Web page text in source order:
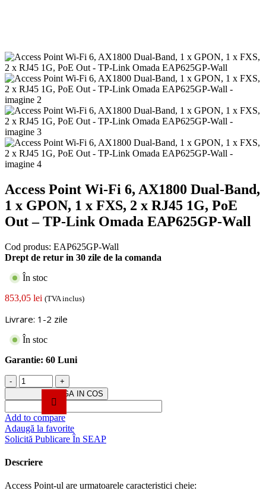
Access Point Wi-Fi 6, AX1800 Dual-Band,
1 x GPON, 1 x FXS, 2 x RJ45 1G, PoE
Out – TP-Link Omada EAP625GP-Wall
Cod produs: EAP625GP-Wall
Drept de retur in 30 zile de la comanda
În stoc
853,05 lei (TVA inclus)
Livrare: 1-2 zile
În stoc
Garantie: 60 Luni
Cantitate
Access
Point
Wi-
Fi
6,
AX1800
Band,
x
ADAUGA IN COS
Add to compare
Adaugă la favorite
Solicită Publicare În SEAP
Descriere
Access Point-ul are urmatoarele caracteristici cheie: